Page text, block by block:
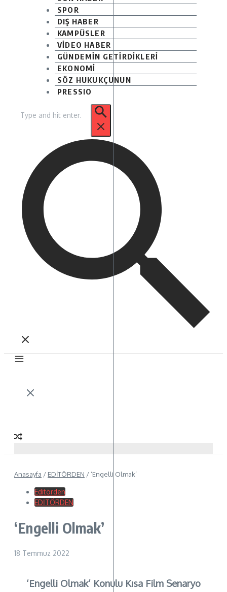
SPOR
DIŞ HABER
KAMPÜSLER
VİDEO HABER
GÜNDEMİN GETİRDİKLERİ
EKONOMİ
SÖZ HUKUKÇUNUN
PRESSIO
Anasayfa / EDİTÖRDEN / ‘Engelli Olmak’
Editörden
EDİTÖRDEN
‘Engelli Olmak’
18 Temmuz 2022
‘Engelli Olmak’ Konulu Kısa Film Senaryo